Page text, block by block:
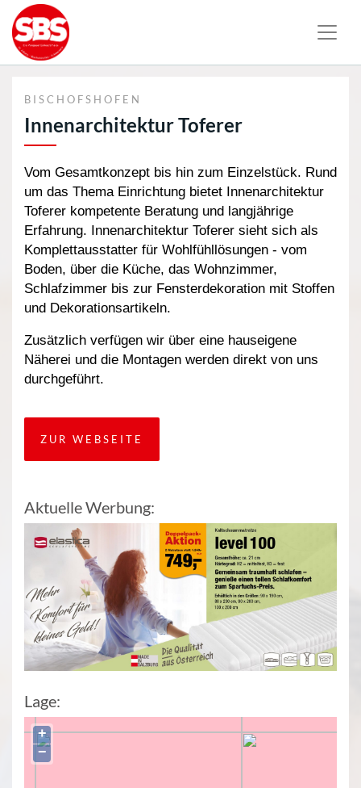
BISCHOFSHOFEN
Innenarchitektur Toferer
Vom Gesamtkonzept bis hin zum Einzelstück. Rund
um das Thema Einrichtung bietet Innenarchitektur
Toferer kompetente Beratung und langjährige
Erfahrung. Innenarchitektur Toferer sieht sich als
Komplettausstatter für Wohlfühllösungen - vom
Boden, über die Küche, das Wohnzimmer,
Schlafzimmer bis zur Fensterdekoration mit Stoffen
und Dekorationsartikeln.
Zusätzlich verfügen wir über eine hauseigene
Näherei und die Montagen werden direkt von uns
durchgeführt.
ZUR WEBSEITE
Aktuelle Werbung:
Lage:
+
−